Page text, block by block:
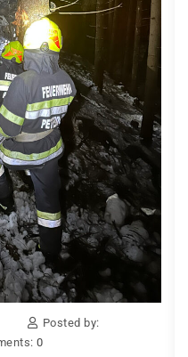
Posted by:
0